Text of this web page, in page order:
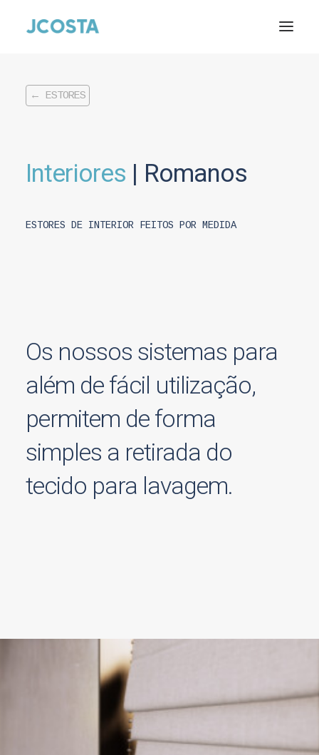
Área reservada
Pesquisar
← ESTORES
Interiores | Romanos
ESTORES DE INTERIOR FEITOS POR MEDIDA
Os nossos sistemas para
além de fácil utilização,
permitem de forma
simples a retirada do
tecido para lavagem.